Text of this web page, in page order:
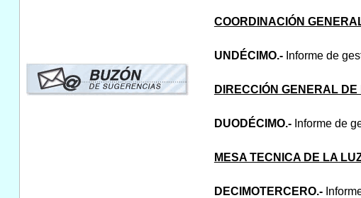
COORDINACIÓN
UNDÉCIMO.-Informe de
DIRECCIÓN GENERAL
DUODÉCIMO.- Informe de
MESA TECNICA DE LA
DECIMOTERCERO.-